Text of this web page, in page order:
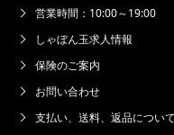
営業時間：10:00～19:00
しゃぼん玉求人情報
保険のご案内
お問い合わせ
支払い、送料、返品について